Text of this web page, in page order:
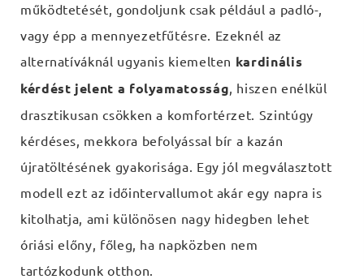
működtetését, gondoljunk csak például a padló-,
vagy épp a mennyezetfűtésre. Ezeknél az
alternatíváknál ugyanis kiemelten kardinális
kérdést jelent a folyamatosság, hiszen enélkül
drasztikusan csökken a komfortérzet. Szintúgy
kérdéses, mekkora befolyással bír a kazán
újratöltésének gyakorisága. Egy jól megválasztott
modell ezt az időintervallumot akár egy napra is
kitolhatja, ami különösen nagy hidegben lehet
óriási előny, főleg, ha napközben nem
tartózkodunk otthon.